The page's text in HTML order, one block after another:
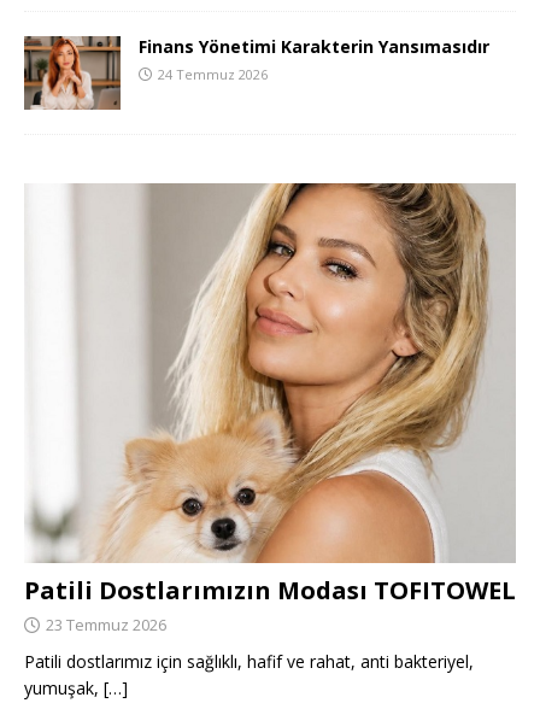
Finans Yönetimi Karakterin Yansımasıdır
24 Temmuz 2026
Patili Dostlarımızın Modası TOFITOWEL
23 Temmuz 2026
Patili dostlarımız için sağlıklı, hafif ve rahat, anti bakteriyel,
yumuşak, […]